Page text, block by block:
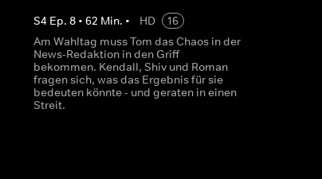
S4 Ep. 8• 62 Min. • HD
16
Am Wahltag muss Tom das Chaos in der
News-Redaktion in den Griff
bekommen. Kendall, Shiv und Roman
fragen sich, was das Ergebnis für sie
bedeuten könnte - und geraten in einen
Streit.